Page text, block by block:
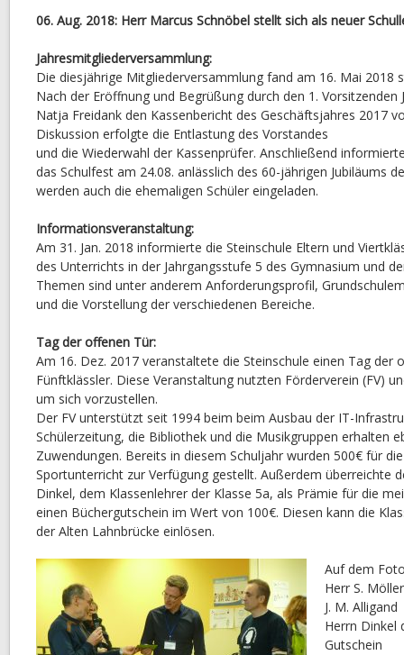
06. Aug. 2018: Herr Marcus Schnöbel stellt sich als neuer
Jahresmitgliederversammlung:
Die diesjährige Mitgliederversammlung fand am 16. Mai 2018
Nach der Eröffnung und Begrüßung durch den 1. Vorsitzenden
Natja Freidank den Kassenbericht des Geschäftsjahres 2017
Diskussion erfolgte die Entlastung des Vorstandes
und die Wiederwahl der Kassenprüfer. Anschließend
das Schulfest am 24.08. anlässlich des 60-jährigen Jubiläums
werden auch die ehemaligen Schüler eingeladen.
Informationsveranstaltung:
Am 31. Jan. 2018 informierte die Steinschule Eltern und
des Unterrichts in der Jahrgangsstufe 5 des Gymnasium und
Themen sind unter anderem Anforderungsprofil,
und die Vorstellung der verschiedenen Bereiche.
Tag der offenen Tür:
Am 16. Dez. 2017 veranstaltete die Steinschule einen Tag der
Fünftklässler. Diese Veranstaltung nutzten Förderverein (FV)
um sich vorzustellen.
Der FV unterstützt seit 1994 beim beim Ausbau der IT-
Schülerzeitung, die Bibliothek und die Musikgruppen erhalten
Zuwendungen. Bereits in diesem Schuljahr wurden 500€ für
Sportunterricht zur Verfügung gestellt. Außerdem überreichte
Dinkel, dem Klassenlehrer der Klasse 5a, als Prämie für die
einen Büchergutschein im Wert von 100€. Diesen kann die
der Alten Lahnbrücke einlösen.
Auf dem
Herr S.
J. M. Alligand
Herrn Dinkel
Gutschein